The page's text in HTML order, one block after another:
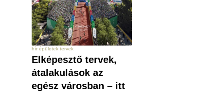
hír épületek tervek
Elképesztő tervek,
átalakulások az
egész városban – itt